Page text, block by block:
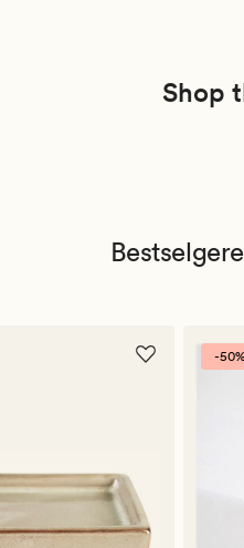
Shop
-50%